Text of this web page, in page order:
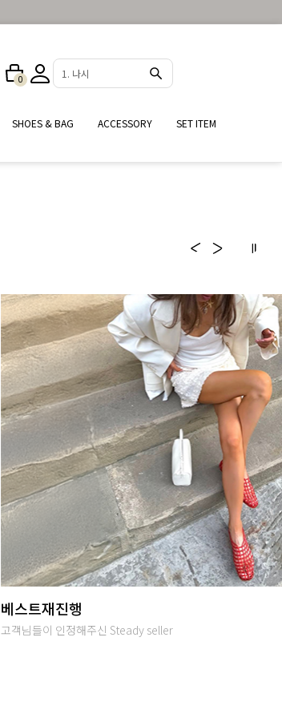
0 2. 원피스
SHOES & BAG ACCESSORY
SET ITEM
당일발송
오후 2시까지 입금완료시 당일출고